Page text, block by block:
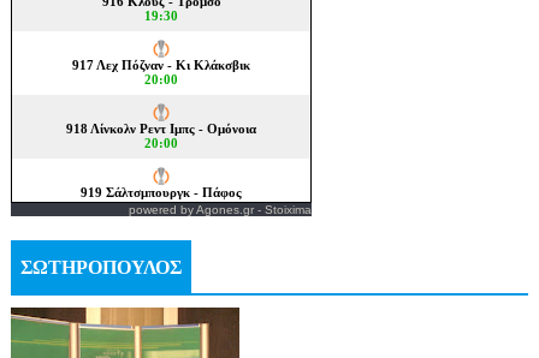
powered byAgones.gr- Stoixima
ΣΩΤΗΡΟΠΟΥΛΟΣ